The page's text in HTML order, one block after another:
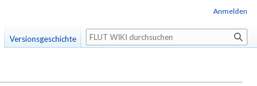
Anmelden
Versionsgeschichte
Suche